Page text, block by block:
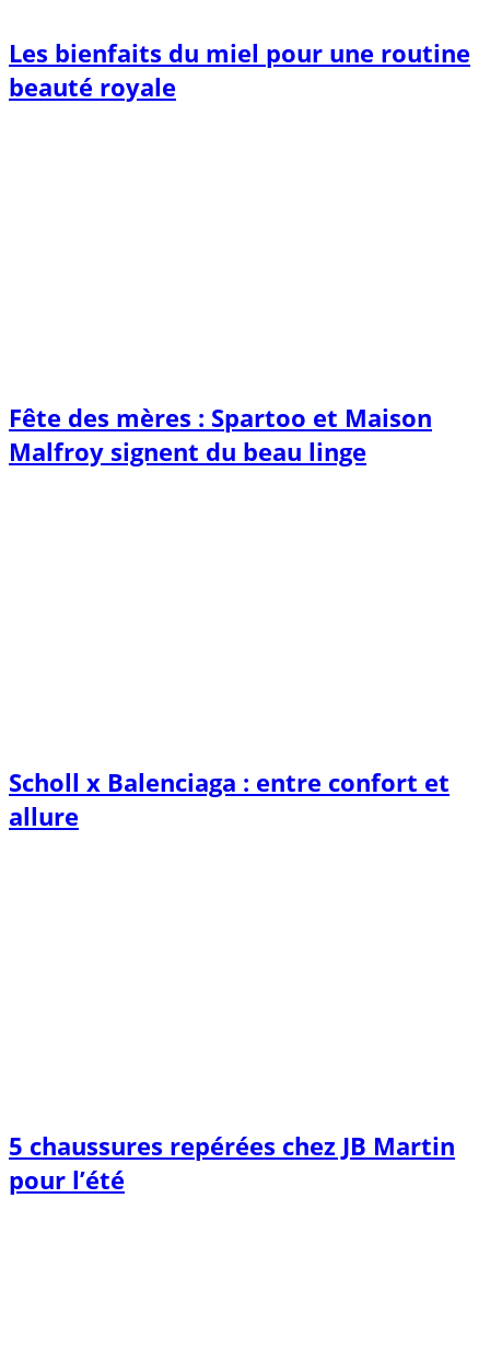
Les bienfaits du miel pour une routine
beauté royale
Fête des mères : Spartoo et Maison
Malfroy signent du beau linge
Scholl x Balenciaga : entre confort et
allure
5 chaussures repérées chez JB Martin
pour l’été